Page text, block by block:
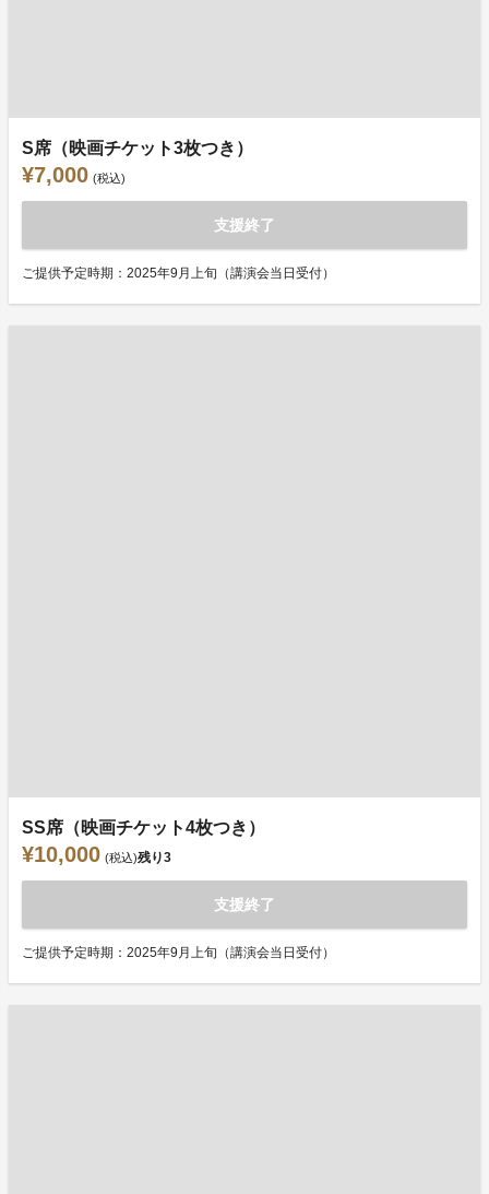
S席（映画チケット3枚つき）
¥7,000 (税込)
支援終了
ご提供予定時期：2025年9月上旬（講演会当日受付）
SS席（映画チケット4枚つき）
¥10,000 (税込)残り3
支援終了
ご提供予定時期：2025年9月上旬（講演会当日受付）